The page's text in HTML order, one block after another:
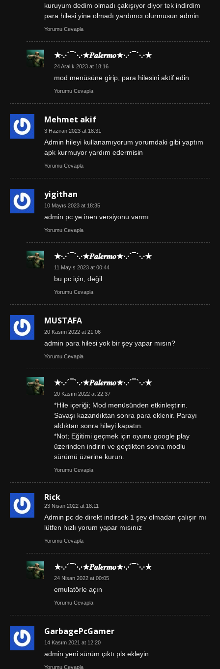
kuruyum dedim olmadı çakışıyor diyor tek indirdim
para hilesi yine olmadı yardımcı olurmusun admin
Yorumu Cevapla
★·.·´¯`·.·★𝑷𝒂𝒍𝒆𝒓𝒎𝒐★·.·´¯`·.·★
24 Aralık 2023 at 18:16
mod menüsüne girip, para hilesini aktif edin
Yorumu Cevapla
Mehmet akif
3 Haziran 2023 at 18:31
Admin hileyi kullanamıyorum yorumdaki gibi yaptım
apk kurmuyor yardım edermisin
Yorumu Cevapla
yigithan
10 Mayıs 2023 at 18:35
admin pc ye inen versiyonu varmı
Yorumu Cevapla
★·.·´¯`·.·★𝑷𝒂𝒍𝒆𝒓𝒎𝒐★·.·´¯`·.·★
11 Mayıs 2023 at 00:44
bu pc için, değil
Yorumu Cevapla
MUSTAFA
20 Kasım 2022 at 21:06
admin para hilesi yok bir şey yapar mısın?
Yorumu Cevapla
★·.·´¯`·.·★𝑷𝒂𝒍𝒆𝒓𝒎𝒐★·.·´¯`·.·★
20 Kasım 2022 at 22:37
*Hile içeriği; Mod menüsünden etkinleştirin.
Savaşı kazandıktan sonra para eklenir. Parayı
aldıktan sonra hileyi kapatın.
*Not; Eğitimi geçmek için oyunu google play
üzerinden indirin ve geçtikten sonra modlu
sürümü üzerine kurun.
Yorumu Cevapla
Rick
23 Nisan 2022 at 18:11
Admin pc de direkt indirsek 1 şey olmadan çalışır mı
lütfen hızlı yorum yapar mısınız
Yorumu Cevapla
★·.·´¯`·.·★𝑷𝒂𝒍𝒆𝒓𝒎𝒐★·.·´¯`·.·★
24 Nisan 2022 at 00:05
emulatörle açın
Yorumu Cevapla
GarbagePcGamer
14 Kasım 2021 at 12:20
admin yeni sürüm çıktı pls ekleyin
Yorumu Cevapla